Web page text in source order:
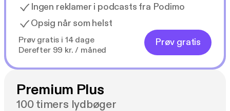
Ingen reklamer i podcasts fra Podimo
Opsig når som helst
Prøv gratis i 14 dage
Derefter 99 kr. / måned
Prøv gratis
Premium Plus
100 timers lydbøger